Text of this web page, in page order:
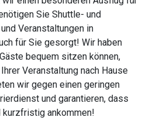
Sie Shuttle- und
Veranstaltungen in
für Sie gesorgt! Wir haben
bequem sitzen können,
Veranstaltung nach Hause
wir gegen einen geringen
und garantieren, dass
kurzfristig ankommen!